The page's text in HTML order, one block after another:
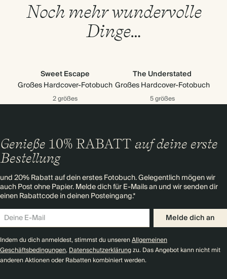
Noch mehr wundervolle
Dinge…
Sweet Escape
Großes Hardcover-Fotobuch
2 größes
The Understated
Großes Hardcover-Fotobuch
5 größes
Genieße 10% RABATT auf deine erste
Bestellung
und 20% Rabatt auf dein erstes Fotobuch. Gelegentlich mögen wir
auch Post ohne Papier. Melde dich für E-Mails an und wir senden dir
einen Rabattcode in deinen Posteingang.*
Melde dich an
Indem du dich anmeldest, stimmst du unserenAllgemeinen
Geschäftsbedingungen,Datenschutzerklärungzu. Das Angebot kann nicht mit
anderen Aktionen oder Rabatten kombiniert werden.